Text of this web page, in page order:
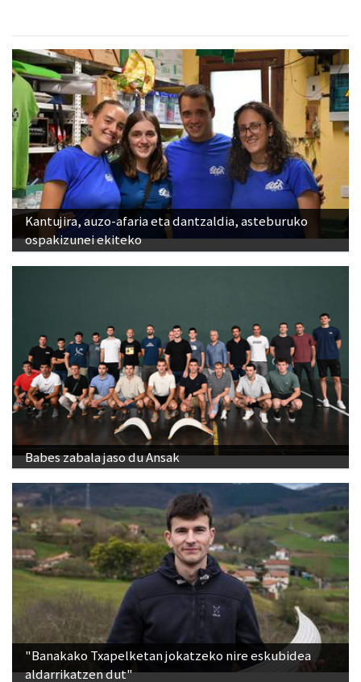
Kantujira, auzo-afaria eta dantzaldia, asteburuko
ospakizunei ekiteko
Babes zabala jaso du Ansak
"Banakako Txapelketan jokatzeko nire eskubidea
aldarrikatzen dut"